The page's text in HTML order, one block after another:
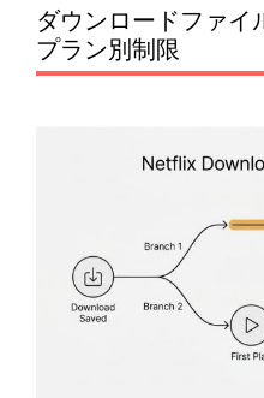
ダウンロードファイ
プラン別制限